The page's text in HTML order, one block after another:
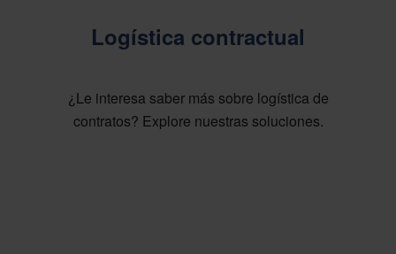
Logística contractual
¿Le interesa saber más sobre logística de
contratos? Explore nuestras soluciones.